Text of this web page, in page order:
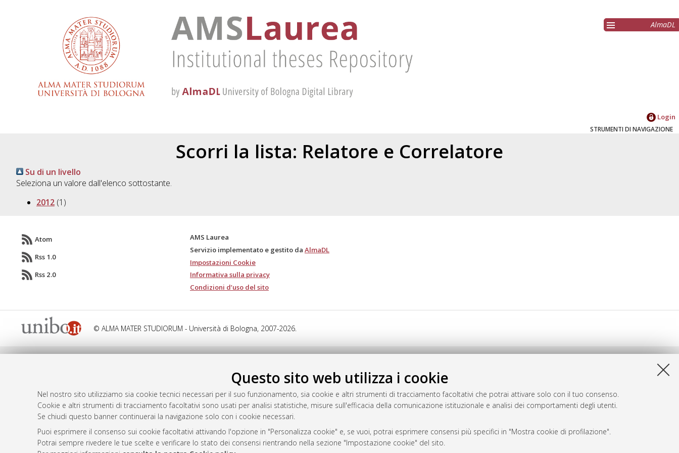
Questo sito web utilizza i cookie
Nel nostro sito utilizziamo sia cookie tecnici necessari per il suo funzionamento, sia cookie e altri strumenti di tracciamento facoltativi che potrai attivare solo con il tuo consenso.
Cookie e altri strumenti di tracciamento facoltativi sono usati per analisi statistiche, misure sull'efficacia della comunicazione istituzionale e analisi dei comportamenti degli utenti.
Se chiudi questo banner continuerai la navigazione solo con i cookie necessari.
Puoi esprimere il consenso sui cookie facoltativi attivando l'opzione in "Personalizza cookie" e, se vuoi, potrai esprimere consensi più specifici in "Mostra cookie di profilazione".
Potrai sempre rivedere le tue scelte e verificare lo stato dei consensi rientrando nella sezione "Impostazione cookie" del sito.
AlmaDL
Login
STRUMENTI DI NAVIGAZIONE
Scorri la lista: Relatore e Correlatore
Su di un livello
Seleziona un valore dall'elenco sottostante.
2012(1)
Atom
Rss 1.0
Rss 2.0
AMS Laurea
Servizio implementato e gestito da AlmaDL
Impostazioni Cookie
Informativa sulla privacy
Condizioni d’uso del sito
© ALMA MATER STUDIORUM - Università di Bologna, 2007-2026.